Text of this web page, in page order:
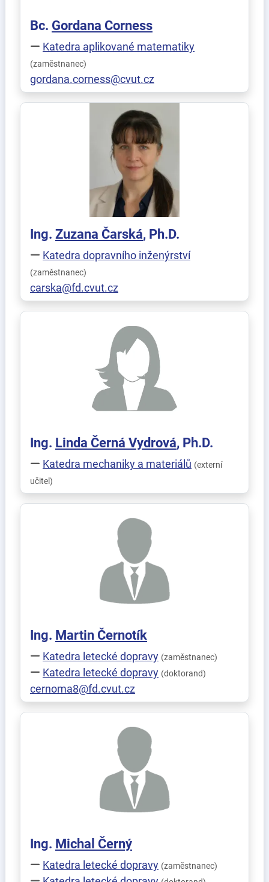
Bc. Gordana Corness
Katedra aplikované matematiky
(zaměstnanec)
gordana.corness@cvut.cz
Ing. Zuzana Čarská, Ph.D.
Katedra dopravního inženýrství
(zaměstnanec)
carska@fd.cvut.cz
Ing. Linda Černá Vydrová, Ph.D.
Katedra mechaniky a materiálů (externí
učitel)
Ing. Martin Černotík
Katedra letecké dopravy (zaměstnanec)
Katedra letecké dopravy (doktorand)
cernoma8@fd.cvut.cz
Ing. Michal Černý
Katedra letecké dopravy (zaměstnanec)